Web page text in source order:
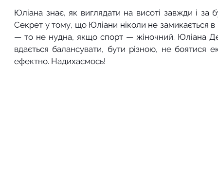
Юліана знає, як виглядати на висоті завжди і за
Секрет у тому, що Юліани ніколи не замикається
— то не нудна, якщо спорт — жіночний. Юліана
вдається балансувати, бути різною, не боятися
ефектно. Надихаємось!